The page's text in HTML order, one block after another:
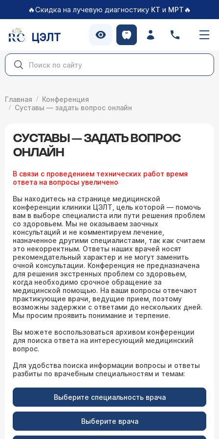
🔥Скидка на лучевую диагностику КТ и МРТ🔥
ЦЭЛТ
Главная
Конференция
Суставы — задать вопрос онлайн
СУСТАВЫ — ЗАДАТЬ ВОПРОС
ОНЛАЙН
В связи с проведением технических работ время
ответа на вопросы увеличено
Вы находитесь на странице медицинской
конференции клиники ЦЭЛТ, цель которой — помочь
вам в выборе специалиста или пути решения проблем
со здоровьем. Мы не оказываем заочных
консультаций и не комментируем лечение,
назначенное другими специалистами, так как считаем
это некорректным. Ответы наших врачей носят
рекомендательный характер и не могут заменить
очной консультации. Конференция не предназначена
для решения экстренных проблем со здоровьем,
когда необходимо срочное обращение за
медицинской помощью. На ваши вопросы отвечают
практикующие врачи, ведущие прием, поэтому
возможны задержки с ответами до нескольких дней.
Мы просим проявить понимание и терпение.
Вы можете воспользоваться архивом конференции
для поиска ответа на интересующий медицинский
вопрос.
Для удобства поиска информации вопросы и ответы
разбиты по врачебным специальностям и темам:
Выберите специальность врача
Выберите врача